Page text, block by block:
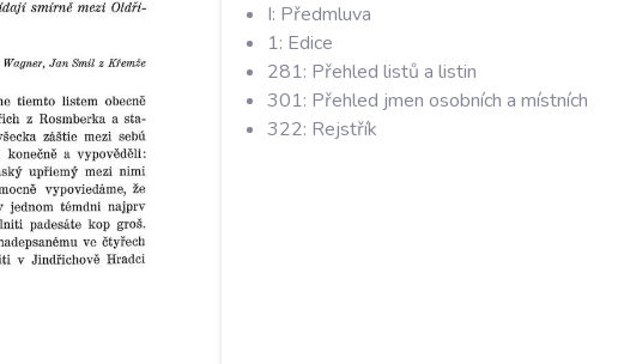
I: Předmluva
1: Edice
281: Přehled listů a listin
301: Přehled jmen osobních a místních
322: Rejstřík